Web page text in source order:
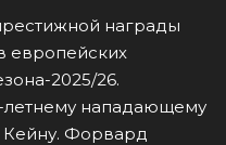
награды
европейских
2025/26.
летнему нападающему
Кейну. Форвард